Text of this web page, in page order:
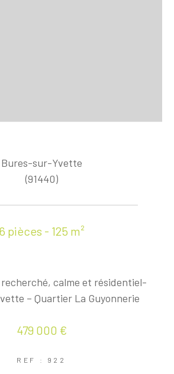
Bures-sur-Yvette
(91440)
6 pièces - 125 m²
calme et résidentiel-
– Quartier La Guyonnerie
479 000 €
REF : 922